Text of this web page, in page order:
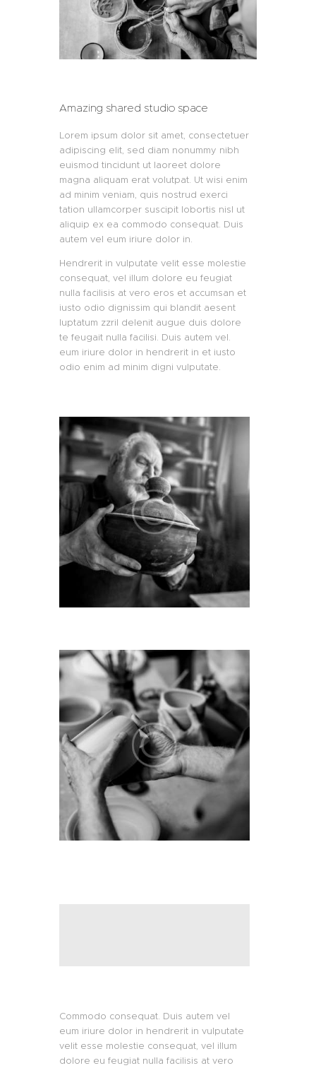
Amazing shared studio space
Lorem ipsum dolor sit amet, consectetuer
adipiscing elit, sed diam nonummy nibh
euismod tincidunt ut laoreet dolore
magna aliquam erat volutpat. Ut wisi enim
ad minim veniam, quis nostrud exerci
tation ullamcorper suscipit lobortis nisl ut
aliquip ex ea commodo consequat. Duis
autem vel eum iriure dolor in.
Hendrerit in vulputate velit esse molestie
consequat, vel illum dolore eu feugiat
nulla facilisis at vero eros et accumsan et
iusto odio dignissim qui blandit aesent
luptatum zzril delenit augue duis dolore
te feugait nulla facilisi. Duis autem vel.
eum iriure dolor in hendrerit in et iusto
odio enim ad minim digni vulputate.
Commodo consequat. Duis autem vel
eum iriure dolor in hendrerit in vulputate
velit esse molestie consequat, vel illum
dolore eu feugiat nulla facilisis at vero